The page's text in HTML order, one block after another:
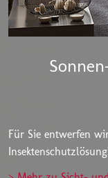
Für Sie entwerfen